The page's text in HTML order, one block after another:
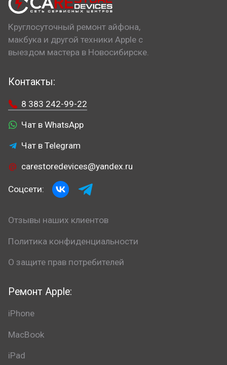
Круглосуточный ремонт айфона,
макбука и другой техники Apple с
выездом мастера в Новосибирске.
Ремонт Apple:
iPhone
MacBook
iPad
Контакты:
8 383 242-99-22
Чат в WhatsApp
Чат в Telegram
carestoredevices@yandex.ru
Соцсети:
Отзывы наших клиентов
Политика конфиденциальности
О защите прав потребителей